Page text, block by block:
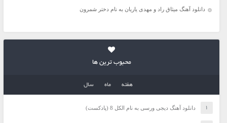
دانلود آهنگ میثاق راد و مهدی یاریان به نام دختر شمرون
محبوب ترین ها
هفته ماه سال
دانلود آهنگ دیجی ورسی به نام الکل 8 (پادکست)